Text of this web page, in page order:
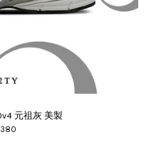
元祖灰 美製